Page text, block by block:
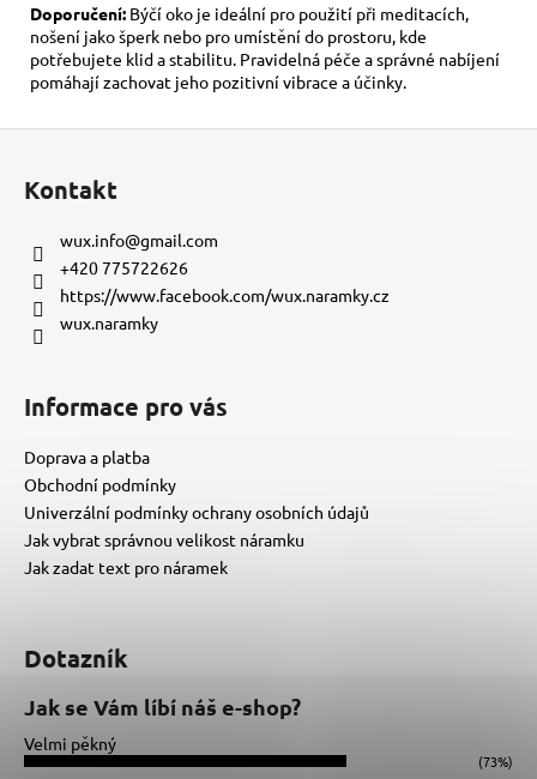
Doporučení: Býčí oko je ideální pro použití při meditacích,
nošení jako šperk nebo pro umístění do prostoru, kde
potřebujete klid a stabilitu. Pravidelná péče a správné nabíjení
pomáhají zachovat jeho pozitivní vibrace a účinky.
Kontakt
wux.info@gmail.com
+420 775722626
https://www.facebook.com/wux.naramky.cz
wux.naramky
Informace pro vás
Doprava a platba
Obchodní podmínky
Univerzální podmínky ochrany osobních údajů
Jak vybrat správnou velikost náramku
Jak zadat text pro náramek
Dotazník
Jak se Vám líbí náš e-shop?
Velmi pěkný
(73%)